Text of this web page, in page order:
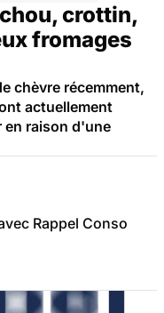
crottin,
fromages
chèvre récemment,
actuellement
en raison d'une
Rappel Conso